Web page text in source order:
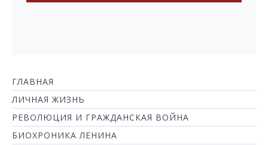
ГЛАВНАЯ
ЛИЧНАЯ ЖИЗНЬ
РЕВОЛЮЦИЯ И ГРАЖДАНСКАЯ ВОЙНА
БИОХРОНИКА ЛЕНИНА